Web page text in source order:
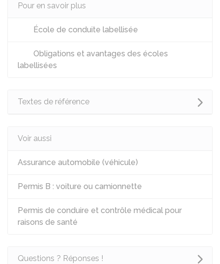
Pour en savoir plus
École de conduite labellisée
Obligations et avantages des écoles
labellisées
Textes de référence
Voir aussi
Assurance automobile (véhicule)
Permis B : voiture ou camionnette
Permis de conduire et contrôle médical pour
raisons de santé
Questions ? Réponses !